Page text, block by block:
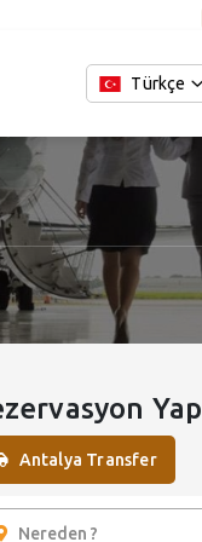
Türkçe
Yap
Antalya Transfer